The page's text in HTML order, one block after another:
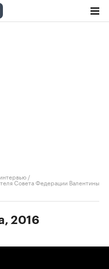
/
Совета Федерации Валентины
2016